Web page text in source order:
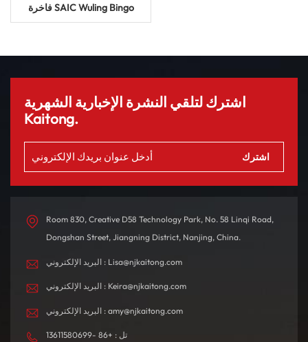
فاخرة SAIC Wuling Bingo
620km سيارة طاقة جديدة
اشترك لتلقي النشرة الإخبارية الشهرية
Kaitong.
Room 830, Creative D58 Technology Park, No. 58 Linqi Road,
Dongshan Street, Jiangning District, Nanjing, China.
البريد الإلكتروني : Lisa@njkaitong.com
البريد الإلكتروني : Keira@njkaitong.com
البريد الإلكتروني : amy@njkaitong.com
تل : +86 -13611580699